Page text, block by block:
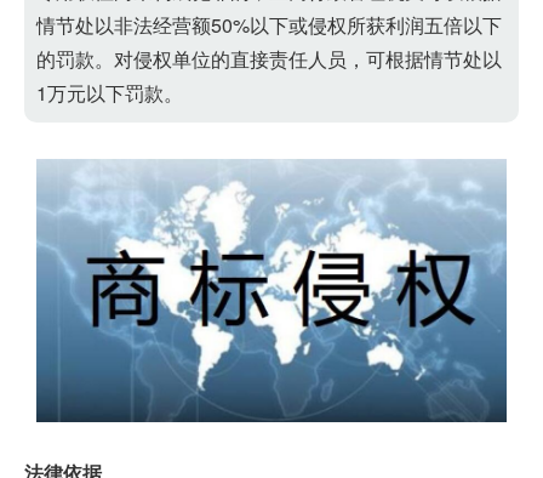
情节处以非法经营额50%以下或侵权所获利润五倍以下
的罚款。对侵权单位的直接责任人员，可根据情节处以
1万元以下罚款。